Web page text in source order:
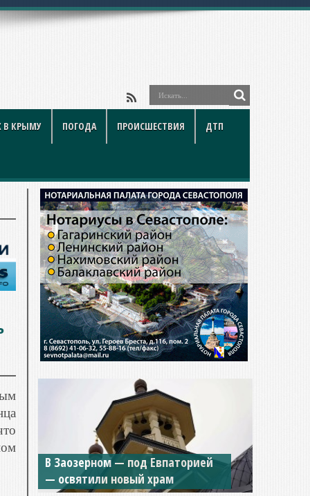
В КРЫМУ ПОГОДА ПРОИСШЕСТВИЯ ДТП
В Заозерном — под Евпаторией
— освятили новый храм